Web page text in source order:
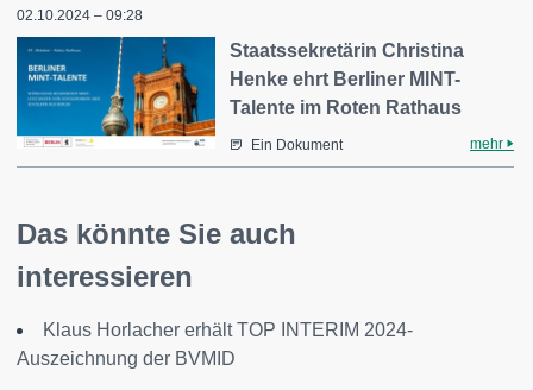
02.10.2024 – 09:28
Staatssekretärin Christina
Henke ehrt Berliner MINT-
Talente im Roten Rathaus
Ein Dokument mehr
Das könnte Sie auch
interessieren
Klaus Horlacher erhält TOP INTERIM 2024-
Auszeichnung der BVMID